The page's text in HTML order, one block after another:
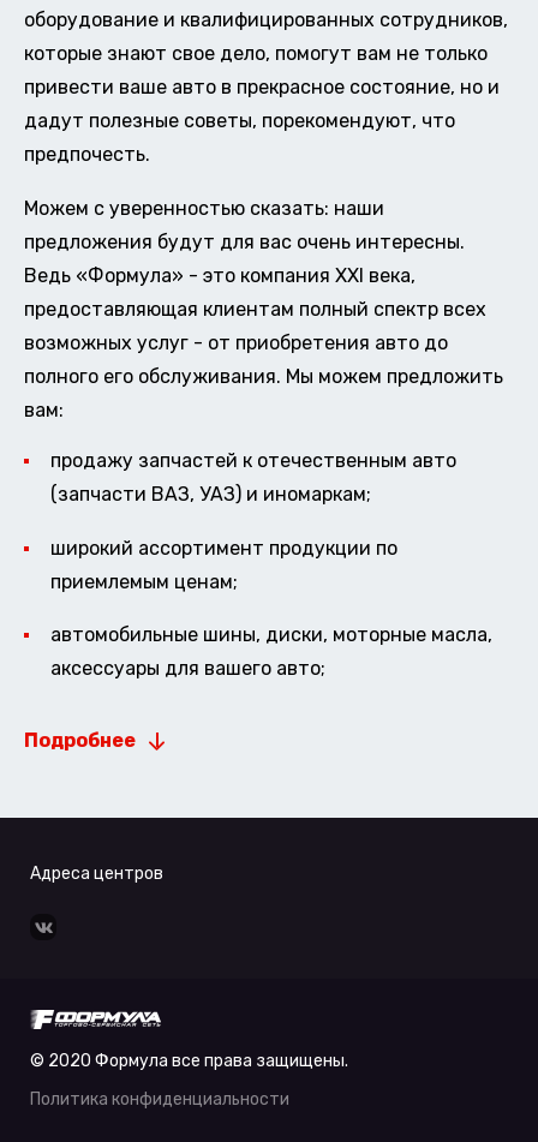
оборудование и квалифицированных сотрудников,
которые знают свое дело, помогут вам не только
привести ваше авто в прекрасное состояние, но и
дадут полезные советы, порекомендуют, что
предпочесть.
Можем с уверенностью сказать: наши
предложения будут для вас очень интересны.
Ведь «Формула» - это компания XXI века,
предоставляющая клиентам полный спектр всех
возможных услуг - от приобретения авто до
полного его обслуживания. Мы можем предложить
вам:
продажу запчастей к отечественным авто
(запчасти ВАЗ, УАЗ) и иномаркам;
широкий ассортимент продукции по
приемлемым ценам;
автомобильные шины, диски, моторные масла,
аксессуары для вашего авто;
Подробнее
Адреса центров
© 2020 Формула все права защищены.
Политика конфиденциальности